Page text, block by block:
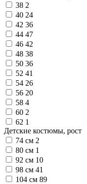
38 2
40 24
42 36
44 47
46 42
48 38
50 36
52 41
54 26
56 20
58 4
60 2
62 1
Детские костюмы, рост
74 см 2
80 см 1
92 см 10
98 см 41
104 см 89